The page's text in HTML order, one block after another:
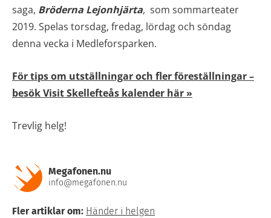
saga, Bröderna Lejonhjärta, som sommarteater
2019. Spelas torsdag, fredag, lördag och söndag
denna vecka i Medleforsparken.
För tips om utställningar och fler föreställningar –
besök Visit Skellefteås kalender här »
Trevlig helg!
Megafonen.nu
info@megafonen.nu
Fler artiklar om: Händer i helgen